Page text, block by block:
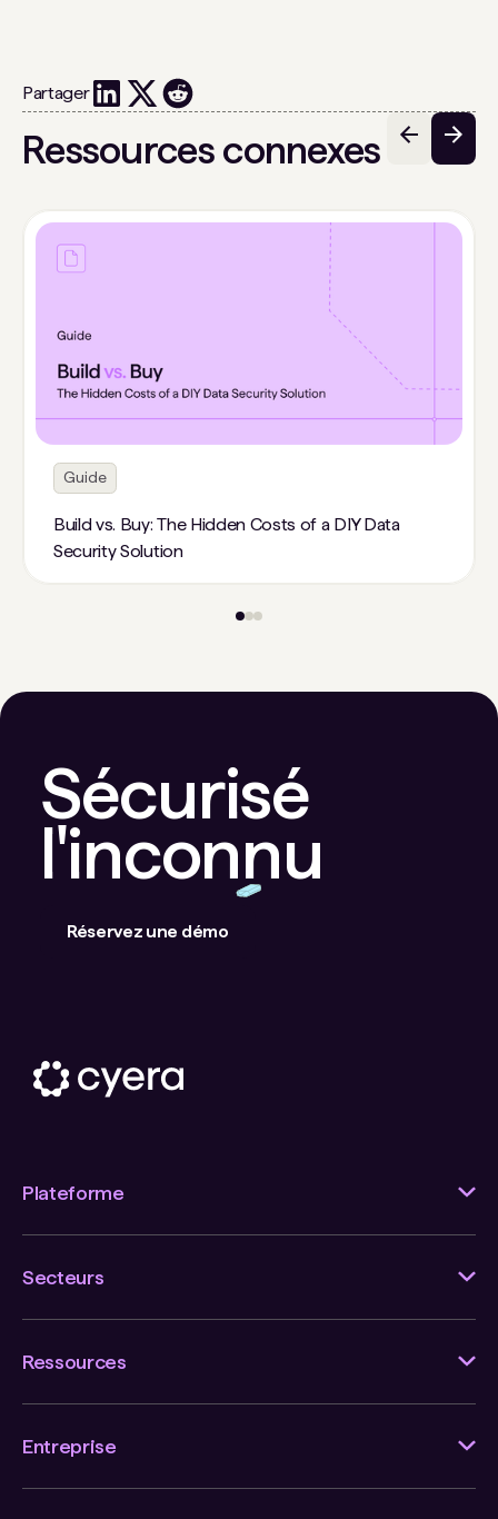
Partager
Ressources connexes
Guide
Build vs. Buy: The Hidden Costs of a DIY Data
Security Solution
Sécurisé
l'inconnu
Réservez une démo
Plateforme
Secteurs
Ressources
Entreprise